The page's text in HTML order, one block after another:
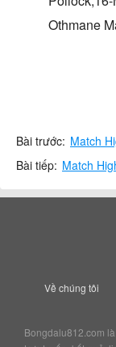
Othmane
Bài trước: Match
Bài tiếp: Match
Về chúng tôi
Bongdalu812.com